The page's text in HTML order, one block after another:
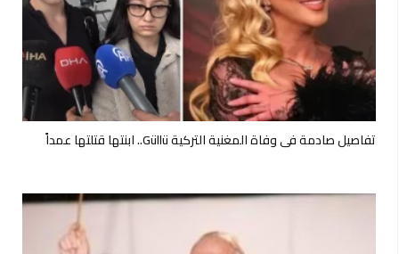
تفاصيل صادمة في وفاة المغنية التركية Güllü.. ابنتها قتلتها عمداً